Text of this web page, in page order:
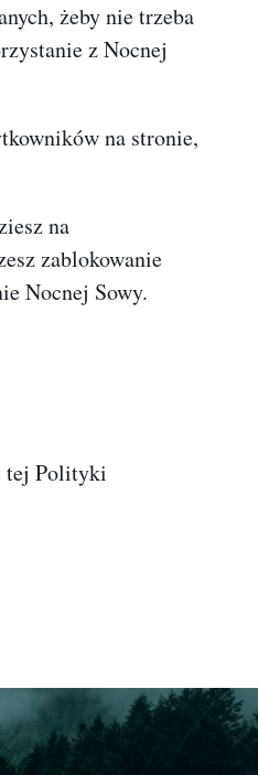
żeby nie trzeba
z Nocnej
na stronie,
na
zablokowanie
Nocnej Sowy.
tej Polityki